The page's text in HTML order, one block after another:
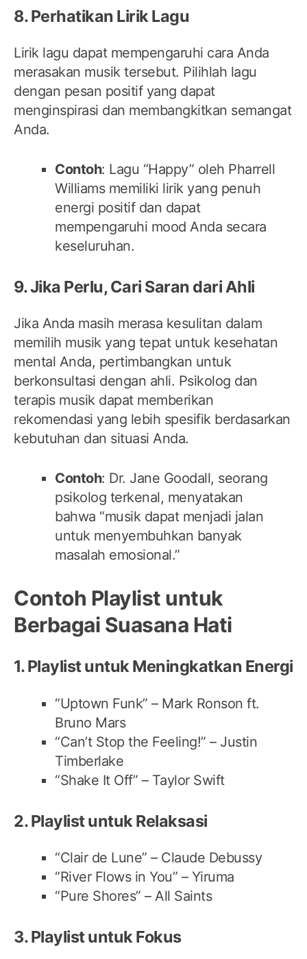
8. Perhatikan Lirik Lagu
Lirik lagu dapat mempengaruhi cara Anda
merasakan musik tersebut. Pilihlah lagu
dengan pesan positif yang dapat
menginspirasi dan membangkitkan semangat
Anda.
Contoh: Lagu “Happy” oleh Pharrell
Williams memiliki lirik yang penuh
energi positif dan dapat
mempengaruhi mood Anda secara
keseluruhan.
9. Jika Perlu, Cari Saran dari Ahli
Jika Anda masih merasa kesulitan dalam
memilih musik yang tepat untuk kesehatan
mental Anda, pertimbangkan untuk
berkonsultasi dengan ahli. Psikolog dan
terapis musik dapat memberikan
rekomendasi yang lebih spesifik berdasarkan
kebutuhan dan situasi Anda.
Contoh: Dr. Jane Goodall, seorang
psikolog terkenal, menyatakan
bahwa “musik dapat menjadi jalan
untuk menyembuhkan banyak
masalah emosional.”
Contoh Playlist untuk
Berbagai Suasana Hati
1. Playlist untuk Meningkatkan Energi
“Uptown Funk” – Mark Ronson ft.
Bruno Mars
“Can’t Stop the Feeling!” – Justin
Timberlake
“Shake It Off” – Taylor Swift
2. Playlist untuk Relaksasi
“Clair de Lune” – Claude Debussy
“River Flows in You” – Yiruma
“Pure Shores” – All Saints
3. Playlist untuk Fokus